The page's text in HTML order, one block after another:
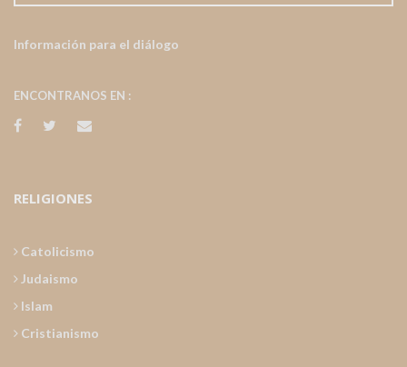
Información para el diálogo
ENCONTRANOS EN :
RELIGIONES
Catolicismo
Judaismo
Islam
Cristianismo